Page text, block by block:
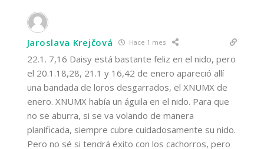
Jaroslava Krejčová Hace 1 mes
22.1. 7,16 Daisy está bastante feliz en el nido, pero
el 20.1.18,28, 21.1 y 16,42 de enero apareció allí
una bandada de loros desgarrados, el XNUMX de
enero. XNUMX había un águila en el nido. Para que
no se aburra, si se va volando de manera
planificada, siempre cubre cuidadosamente su nido.
Pero no sé si tendrá éxito con los cachorros, pero